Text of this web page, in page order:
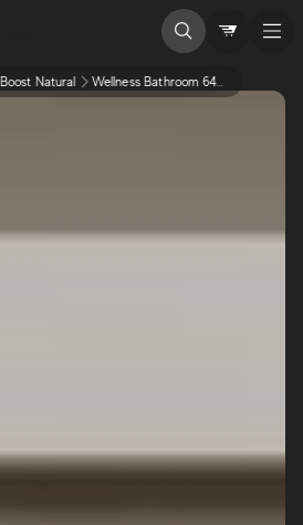
Boost Natural Wellness Bathroom 649eea431549c6745eaefd06